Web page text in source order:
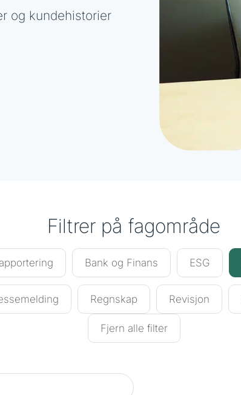
og kundehistorier
Filtrer på fagområde
Bank og Finans ESG
Regnskap Revisjon
Fjern alle filter